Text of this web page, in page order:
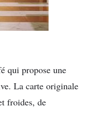
qui propose une
La carte originale
froides, de